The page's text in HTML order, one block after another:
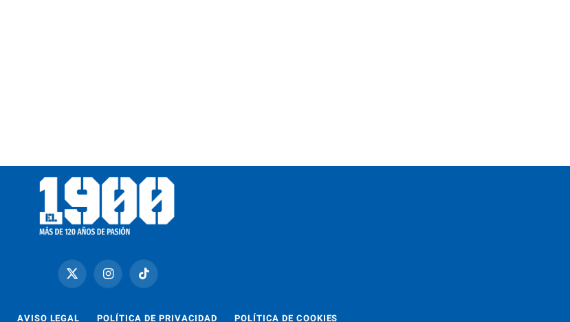
X
(Twitter)
InstagramTikTok
AVISO LEGAL POLÍTICA DE PRIVACIDAD POLÍTICA DE COOKIES